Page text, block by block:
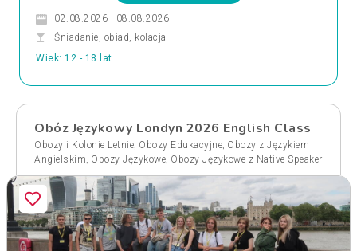
02.08.2026 - 08.08.2026
Śniadanie, obiad, kolacja
Wiek: 12 - 18 lat
Obóz Językowy Londyn 2026 English Class
Obozy i Kolonie Letnie, Obozy Edukacyjne, Obozy z Językiem
Angielskim, Obozy Językowe, Obozy Językowe z Native Speaker